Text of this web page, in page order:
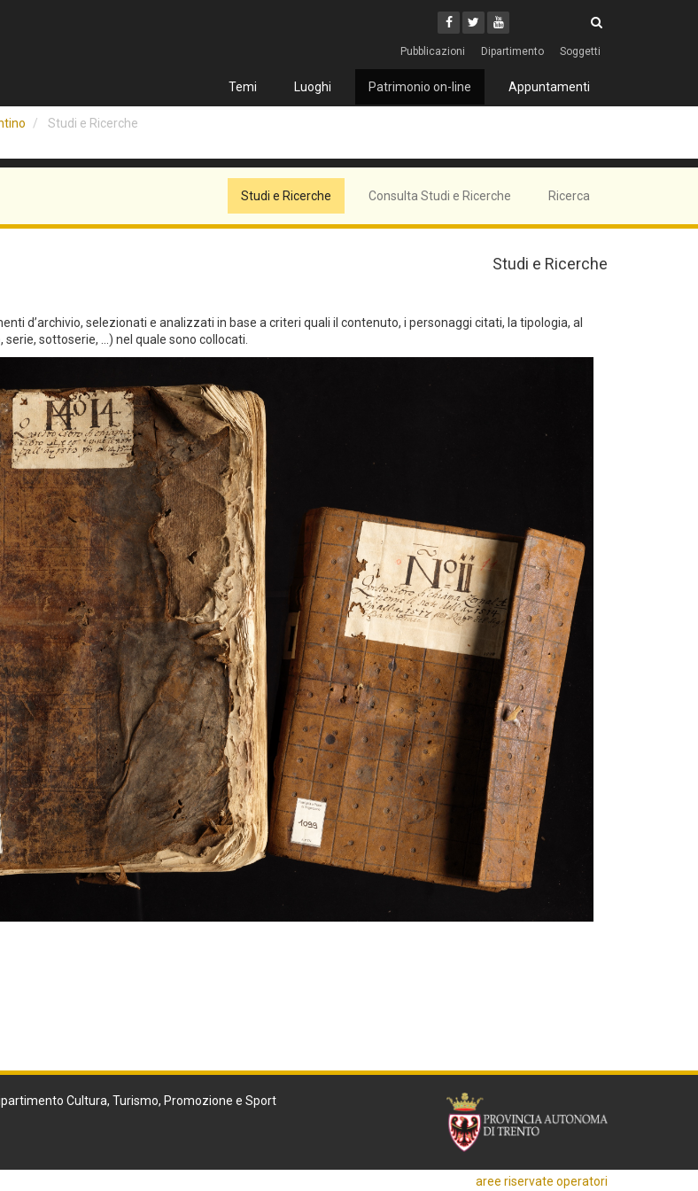
Facebook
Twitter
Youtube
Pubblicazioni Dipartimento Soggetti
Temi Luoghi Patrimonio on-line Appuntamenti
Studi e Ricerche
Studi e Ricerche Consulta Studi e Ricerche Ricerca
Studi e Ricerche
d’archivio, selezionati e analizzati in base a criteri quali il contenuto, i personaggi citati, la tipologia, al
sottoserie, ...) nel quale sono collocati.
Cultura, Turismo, Promozione e Sport
aree riservate operatori